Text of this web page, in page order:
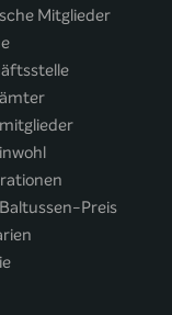
Mitglieder
Preis